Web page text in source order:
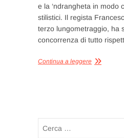
e la ‘ndrangheta in modo
stilistici. Il regista
terzo lungometraggio, ha
concorrenza di tutto
Continua a leggere